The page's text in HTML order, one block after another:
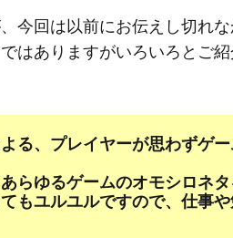
今回は以前にお伝えし切れ
はありますがいろいろとご
る、プレイヤーが思わずゲ
らゆるゲームのオモシロネ
もユルユルですので、仕事